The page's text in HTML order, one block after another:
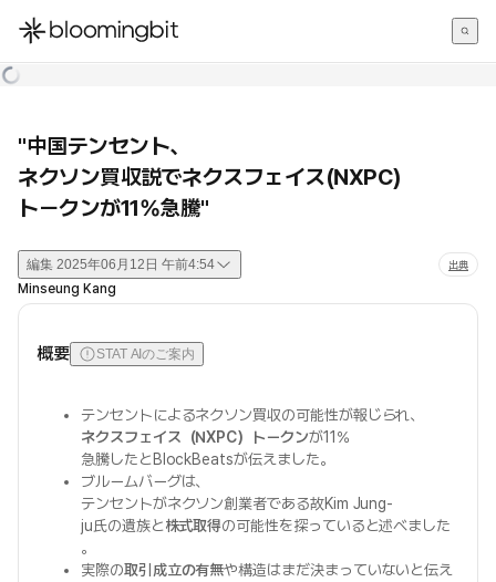
한국어
"中国テンセント、
ネクソン買収説でネクスフェイス(NXPC)
トークンが11%急騰"
編集 2025年06月12日 午前4:54 出典
Minseung Kang
概要 STAT AIのご案内
テンセントによるネクソン買収の可能性が報じられ、
ネクスフェイス（NXPC）トークンが11%
急騰したとBlockBeatsが伝えました。
ブルームバーグは、
テンセントがネクソン創業者である故Kim Jung-
ju氏の遺族と株式取得の可能性を探っていると述べました
。
実際の取引成立の有無や構造はまだ決まっていないと伝え